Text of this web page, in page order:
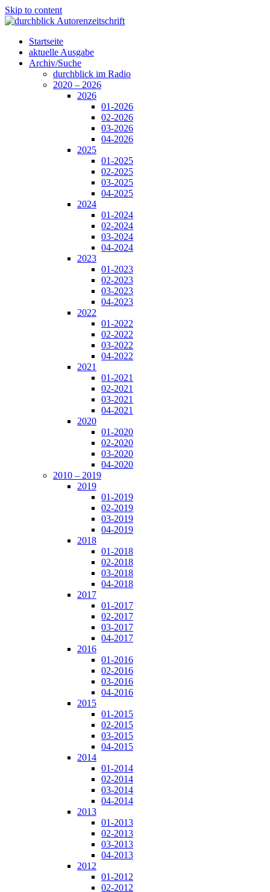
Skip to content
Startseite
aktuelle Ausgabe
Archiv/Suche
durchblick im Radio
2020 – 2026
2026
01-2026
02-2026
03-2026
04-2026
2025
01-2025
02-2025
03-2025
04-2025
2024
01-2024
02-2024
03-2024
04-2024
2023
01-2023
02-2023
03-2023
04-2023
2022
01-2022
02-2022
03-2022
04-2022
2021
01-2021
02-2021
03-2021
04-2021
2020
01-2020
02-2020
03-2020
04-2020
2010 – 2019
2019
01-2019
02-2019
03-2019
04-2019
2018
01-2018
02-2018
03-2018
04-2018
2017
01-2017
02-2017
03-2017
04-2017
2016
01-2016
02-2016
03-2016
04-2016
2015
01-2015
02-2015
03-2015
04-2015
2014
01-2014
02-2014
03-2014
04-2014
2013
01-2013
02-2013
03-2013
04-2013
2012
01-2012
02-2012